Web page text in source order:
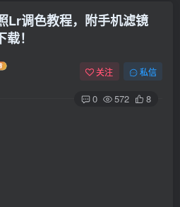
Lr调色教程，附手机滤镜
！
关注 私信
0 572 8